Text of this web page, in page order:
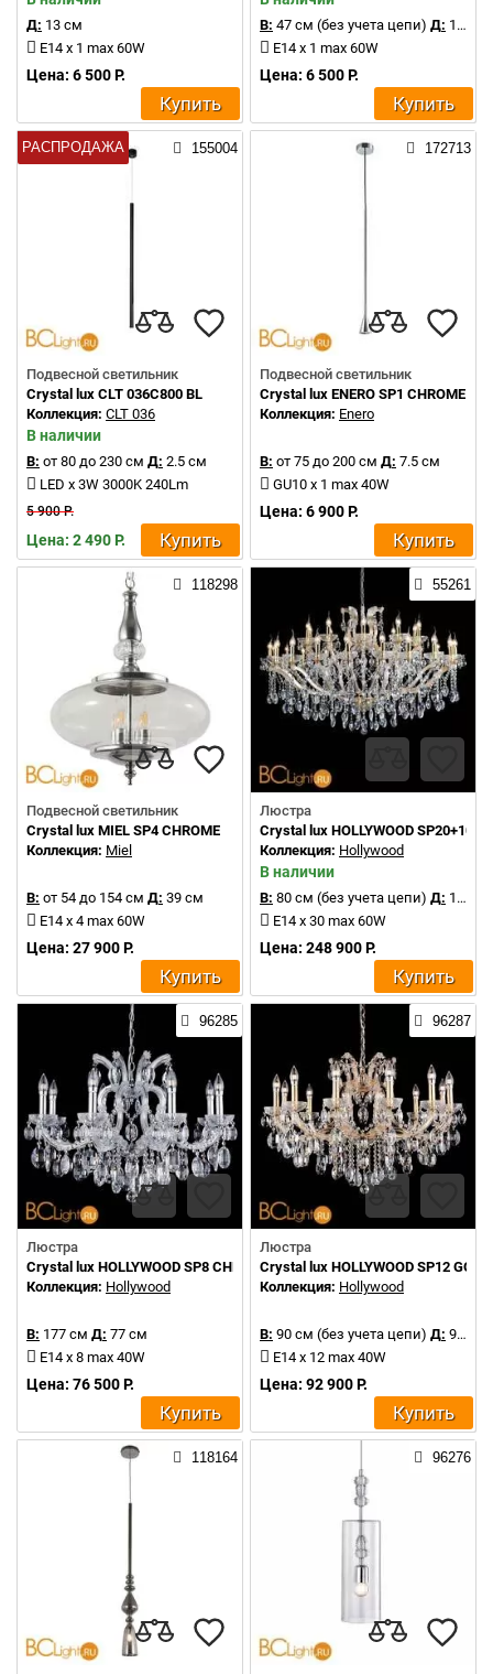
Д: 13 см
E14 x 1 max 60W
Цена: 6 500 Р.
Купить
В: 47 см (без учета цепи) Д: 13 см
E14 x 1 max 60W
Цена: 6 500 Р.
Купить
РАСПРОДАЖА 155004
Подвесной светильник
Crystal lux CLT 036C800 BL
Коллекция: CLT 036
В наличии
В: от 80 до 230 см Д: 2.5 см
LED x 3W 3000K 240Lm
5 900 Р.
Цена: 2 490 Р. Купить
172713
Подвесной светильник
Crystal lux ENERO SP1 CHROME
Коллекция: Enero
В: от 75 до 200 см Д: 7.5 см
GU10 x 1 max 40W
Цена: 6 900 Р.
Купить
118298
Подвесной светильник
Crystal lux MIEL SP4 CHROME
Коллекция: Miel
В: от 54 до 154 см Д: 39 см
E14 x 4 max 60W
Цена: 27 900 Р.
Купить
55261
Люстра
Crystal lux HOLLYWOOD SP20+10
Коллекция: Hollywood
В наличии
В: 80 см (без учета цепи) Д: 130 см
E14 x 30 max 60W
Цена: 248 900 Р.
Купить
96285
Люстра
Crystal lux HOLLYWOOD SP8 CHROME
Коллекция: Hollywood
В: 177 см Д: 77 см
E14 x 8 max 40W
Цена: 76 500 Р.
Купить
96287
Люстра
Crystal lux HOLLYWOOD SP12 GOLD
Коллекция: Hollywood
В: 90 см (без учета цепи) Д: 90 см
E14 x 12 max 40W
Цена: 92 900 Р.
Купить
118164 96276